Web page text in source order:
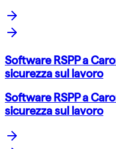
Software RSPP a
sicurezza sul lavoro
Software RSPP a
sicurezza sul lavoro